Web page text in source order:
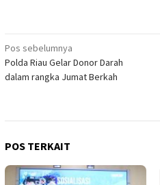
Navigasi
pos
Pos sebelumnya
Polda Riau Gelar Donor Darah
dalam rangka Jumat Berkah
POS TERKAIT